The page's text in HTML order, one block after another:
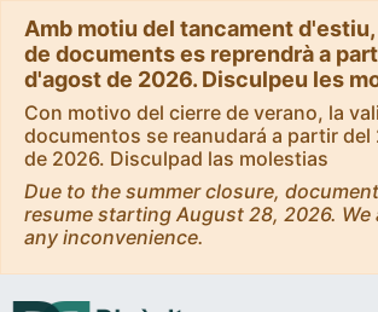
Amb motiu del tancament
de documents es reprendrà a
d'agost de 2026. Disculpeu les
Con motivo del cierre de verano, la
documentos se reanudará a partir del
de 2026. Disculpad las molestias
Due to the summer closure,
resume starting August 28, 2026.
any inconvenience.